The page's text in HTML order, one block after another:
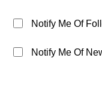
Notify Me Of
Notify Me Of